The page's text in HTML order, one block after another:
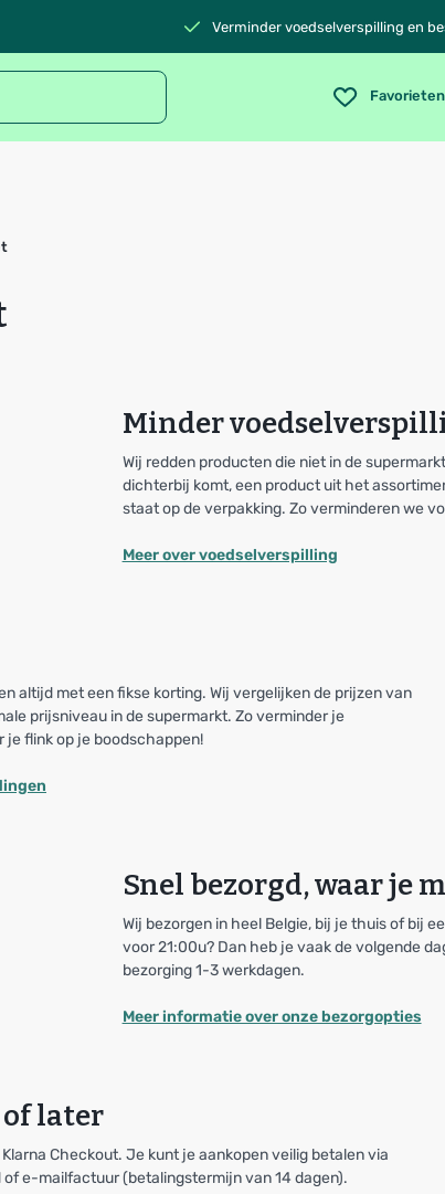
Verminder voedselverspilling en
Favorieten
Minder
Wij redden producten die niet in de
dichterbij komt, een product uit het
staat op de verpakking. Zo verminderen we
Meer over voedselverspilling
altijd met een fikse korting. Wij vergelijken de prijzen van
prijsniveau in de supermarkt. Zo verminder je
je flink op je boodschappen!
Snel bezorgd, waar je
Wij bezorgen in heel Belgie, bij je thuis of bij
voor 21:00u? Dan heb je vaak de volgende
bezorging 1-3 werkdagen.
Meer informatie over onze bezorgopties
of later
Checkout. Je kunt je aankopen veilig betalen via
e-mailfactuur (betalingstermijn van 14 dagen).